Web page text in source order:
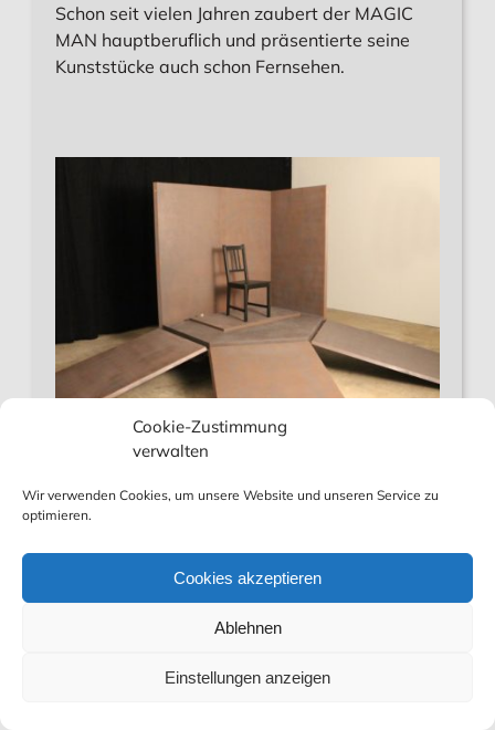
Cookie-Zustimmung
verwalten
Wir verwenden Cookies, um unsere Website und unseren Service zu
optimieren.
Cookies akzeptieren
Ablehnen
Einstellungen anzeigen
Schon seit vielen Jahren zaubert der MAGIC
MAN hauptberuflich und präsentierte seine
Kunststücke auch schon Fernsehen.
Trickerfinder & Bau von Requisiten
Zaubertricks und Illusionen für Profi-Magier.